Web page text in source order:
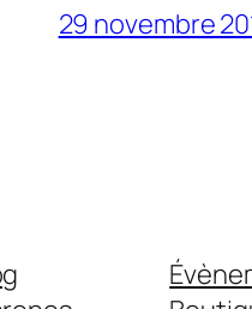
29 novembre